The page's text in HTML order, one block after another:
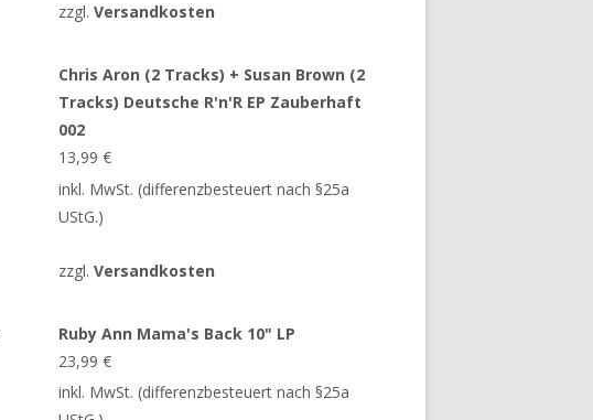
zzgl.Versandkosten
Chris Aron (2 Tracks) + Susan Brown (2
Tracks) Deutsche R'n'R EP Zauberhaft
002
13,99€
inkl. MwSt. (differenzbesteuert nach §25a
UStG.)
zzgl.Versandkosten
Ruby Ann Mama's Back 10" LP
23,99€
inkl. MwSt. (differenzbesteuert nach §25a